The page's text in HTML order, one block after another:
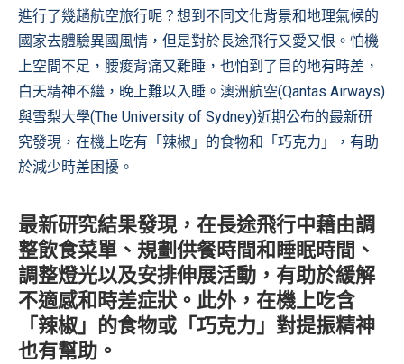
進行了幾趟航空旅行呢？想到不同文化背景和地理氣候的
國家去體驗異國風情，但是對於長途飛行又愛又恨。怕機
上空間不足，腰痠背痛又難睡，也怕到了目的地有時差，
白天精神不繼，晚上難以入睡。澳洲航空(Qantas Airways)
與雪梨大學(The University of Sydney)近期公布的最新研
究發現，在機上吃有「辣椒」的食物和「巧克力」，有助
於減少時差困擾。
最新研究結果發現，在長途飛行中藉由調
整飲食菜單、規劃供餐時間和睡眠時間、
調整燈光以及安排伸展活動，有助於緩解
不適感和時差症狀。此外，在機上吃含
「辣椒」的食物或「巧克力」對提振精神
也有幫助。